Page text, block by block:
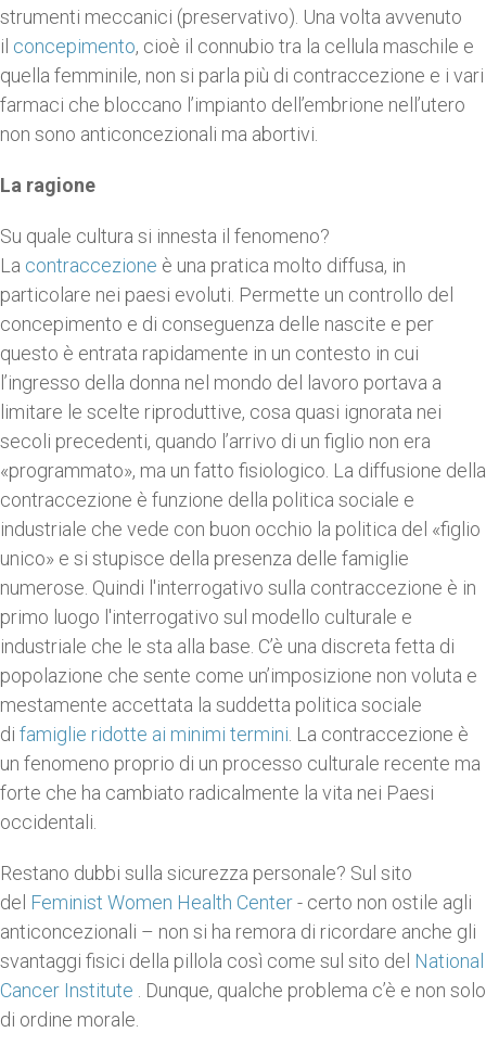
strumenti meccanici (preservativo). Una volta avvenuto
il concepimento, cioè il connubio tra la cellula maschile e
quella femminile, non si parla più di contraccezione e i vari
farmaci che bloccano l’impianto dell’embrione nell’utero
non sono anticoncezionali ma abortivi.
La ragione
Su quale cultura si innesta il fenomeno?
La contraccezione è una pratica molto diffusa, in
particolare nei paesi evoluti. Permette un controllo del
concepimento e di conseguenza delle nascite e per
questo è entrata rapidamente in un contesto in cui
l’ingresso della donna nel mondo del lavoro portava a
limitare le scelte riproduttive, cosa quasi ignorata nei
secoli precedenti, quando l’arrivo di un figlio non era
«programmato», ma un fatto fisiologico. La diffusione della
contraccezione è funzione della politica sociale e
industriale che vede con buon occhio la politica del «figlio
unico» e si stupisce della presenza delle famiglie
numerose. Quindi l'interrogativo sulla contraccezione è in
primo luogo l'interrogativo sul modello culturale e
industriale che le sta alla base. C’è una discreta fetta di
popolazione che sente come un’imposizione non voluta e
mestamente accettata la suddetta politica sociale
di famiglie ridotte ai minimi termini . La contraccezione è
un fenomeno proprio di un processo culturale recente ma
forte che ha cambiato radicalmente la vita nei Paesi
occidentali.
Restano dubbi sulla sicurezza personale? Sul sito
del Feminist Women Health Center- certo non ostile agli
anticoncezionali – non si ha remora di ricordare anche gli
svantaggi fisici della pillola così come sul sito del National
Cancer Institute . Dunque, qualche problema c’è e non solo
di ordine morale.